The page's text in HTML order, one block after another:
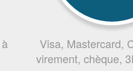
Visa, Mastercard,
virement, chèque,